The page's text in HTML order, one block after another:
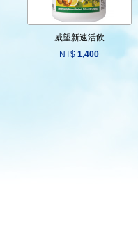
威望新速活飲
NT$ 1,400